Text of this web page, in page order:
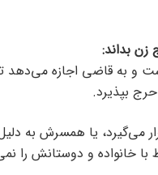
بداند:
و به قاضی اجازه می‌دهد
بپذیرد.
می‌گیرد، یا همسرش به
با خانواده و دوستانش را